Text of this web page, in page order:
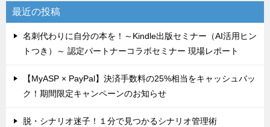
最近の投稿
名刺代わりに自分の本を！～Kindle出版セミナー（AI活用ヒン
トつき）～ 認定パートナーコラボセミナー 現場レポート
【MyASP × PayPal】決済手数料の25%相当をキャッシュバッ
ク！期間限定キャンペーンのお知らせ
脱・シナリオ迷子！１分で見つかるシナリオ管理術